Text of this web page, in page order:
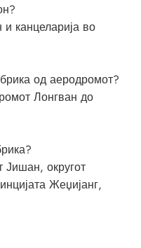
канцеларија во
од аеродромот?
Лонгван до
округот
Жеџијанг,